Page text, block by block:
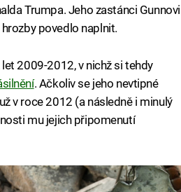
Trumpa. Jeho zastánci Gunnovi
povedlo naplnit.
2009-2012, v nichž si tehdy
. Ačkoliv se jeho nevtipné
v roce 2012 (a následně i minulý
mu jejich připomenutí